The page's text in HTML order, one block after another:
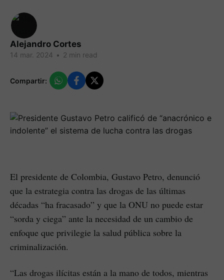
Alejandro Cortes
14 mar. 2024 • 2 min read
Compartir:
El presidente de Colombia, Gustavo Petro, denunció
que la estrategia contra las drogas de las últimas
décadas “ha fracasado” y que la ONU no puede estar
“sorda y ciega” ante la necesidad de un cambio de
enfoque que privilegie la salud pública sobre la
criminalización.
“Las drogas ilícitas están a la mano de todos, mientras